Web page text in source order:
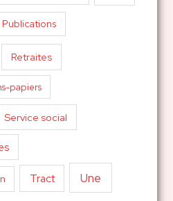
Publications
Retraites
papiers
Service social
Tract Une